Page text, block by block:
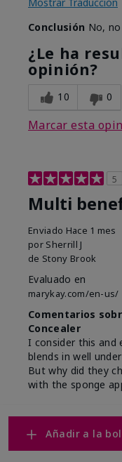
Añadir a la
Conclusión No,
¿Le ha
opinión?
10 0
Marcar esta
5
Multi
Enviado Hace 1 mes
por Sherrill J
de Stony Brook
Evaluado en
marykay.com/en-us/
Comentarios
Concealer
I consider this and
blends in well
But why did they
with the sponge
ConclusiónSí,